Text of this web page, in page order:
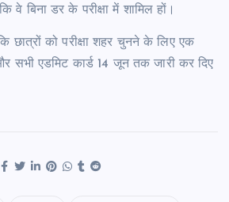
वे बिना डर के परीक्षा में शामिल हों।
छात्रों को परीक्षा शहर चुनने के लिए एक
सभी एडमिट कार्ड 14 जून तक जारी कर दिए